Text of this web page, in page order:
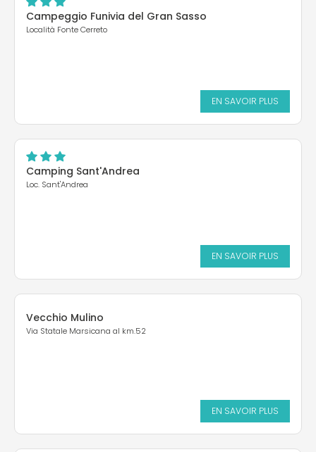
Campeggio Funivia del Gran Sasso
Località Fonte Cerreto
EN SAVOIR PLUS
Camping Sant'Andrea
Loc. Sant'Andrea
EN SAVOIR PLUS
Vecchio Mulino
Via Statale Marsicana al km.52
EN SAVOIR PLUS